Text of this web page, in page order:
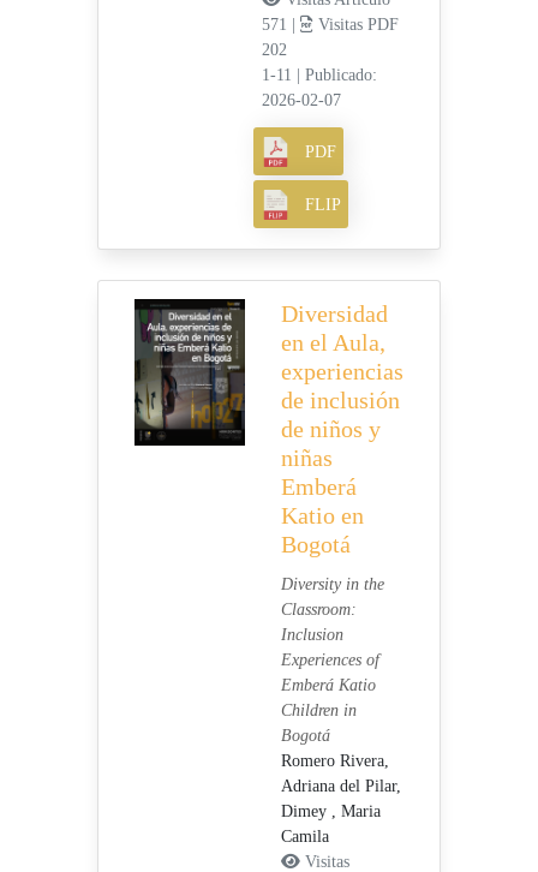
571 |
Visitas PDF
202
1-11
Publicado:
2026-02-07
PDF
FLIP
Diversidad
en el Aula,
experiencias
de inclusión
de niños y
niñas
Emberá
Katio en
Bogotá
Diversity in the
Classroom:
Inclusion
Experiences of
Emberá Katio
Children in
Bogotá
Romero Rivera,
Adriana del Pilar,
Dimey , Maria
Camila
Visitas